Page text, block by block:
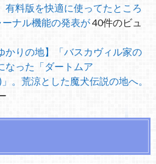
料版を快適に使ってたところ
ーナル機能の発表が40件のビュ
かりの地】「バスカヴィル家の
なった「ダートムア
」。荒涼とした魔犬伝説の地へ。